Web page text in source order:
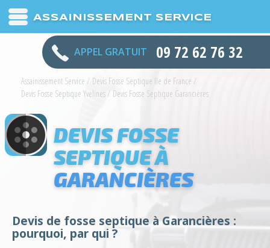
ASSAINISSEMENT SERVICE
APPEL GRATUIT 09 72 62 76 32
Assainissement Service / Devis Fosse Septique Ile de France /
Devis Fosse Septique Yvelines/ Devis Fosse Septique Garancières
DEVIS FOSSE
SEPTIQUE À
GARANCIÈRES
Devis de fosse septique à Garancières :
pourquoi, par qui ?